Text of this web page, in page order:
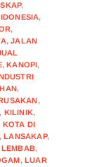
,
IDONESIA,
,
,JALAN
,KANOPI,
,
,
, KILINIK,
KOTA DI
LANSAKAP,
LEMBAB,
,LUAR